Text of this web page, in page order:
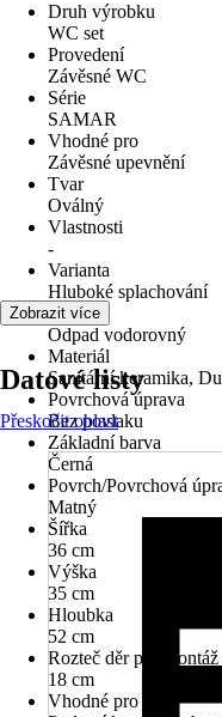
Druh výrobku
WC set
Provedení
Závěsné WC
Série
SAMAR
Vhodné pro
Závěsné upevnění
Tvar
Oválný
Vlastnosti
-
Varianta
Hluboké splachování
Odpad
Odpad vodorovný
Materiál
Sanitární keramika,
Povrchová úprava
Bez povlaku
Základní barva
Černá
Povrch/Povrchová
Matný
Šířka
36 cm
Výška
35 cm
Hloubka
52 cm
Rozteč děr pro montáž
18 cm
Vhodné pro
Zobrazit více
Datové listy
Přeskočit oblast